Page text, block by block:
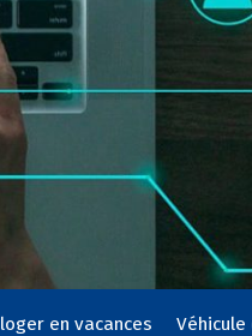
en vacances